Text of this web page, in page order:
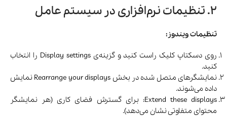
2. تنظیمات نرم‌افزاری در سیستم عامل
تنظیمات ویندوز:
روی دسکتاپ کلیک راست کنید و گزینه‌ی Display settings را انتخاب
کنید.
نمایشگرهای متصل شده در بخش Rearrange your displays نمایش
داده می‌شوند.
Extend these displays: برای گسترش فضای کاری (هر نمایشگر
محتوای متفاوتی نشان می‌دهد).